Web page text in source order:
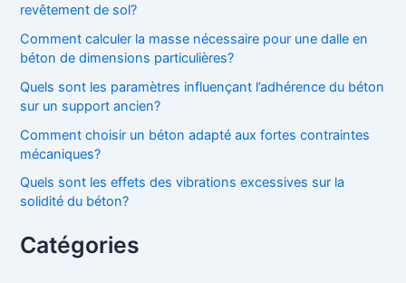
revêtement de sol?
Comment calculer la masse nécessaire pour une dalle en
béton de dimensions particulières?
Quels sont les paramètres influençant l’adhérence du béton
sur un support ancien?
Comment choisir un béton adapté aux fortes contraintes
mécaniques?
Quels sont les effets des vibrations excessives sur la
solidité du béton?
Catégories